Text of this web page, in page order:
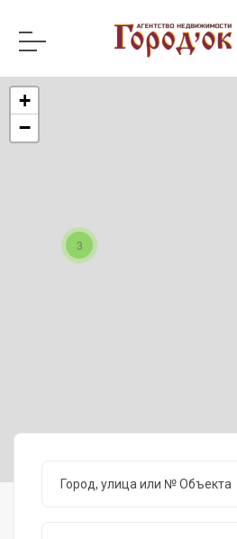
3
+
−